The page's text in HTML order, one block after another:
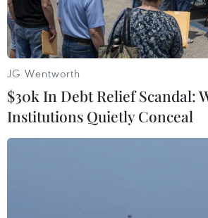
năm 2017.
JG Wentworth
$30k In Debt Relief Scandal:
Institutions Quietly Conceal